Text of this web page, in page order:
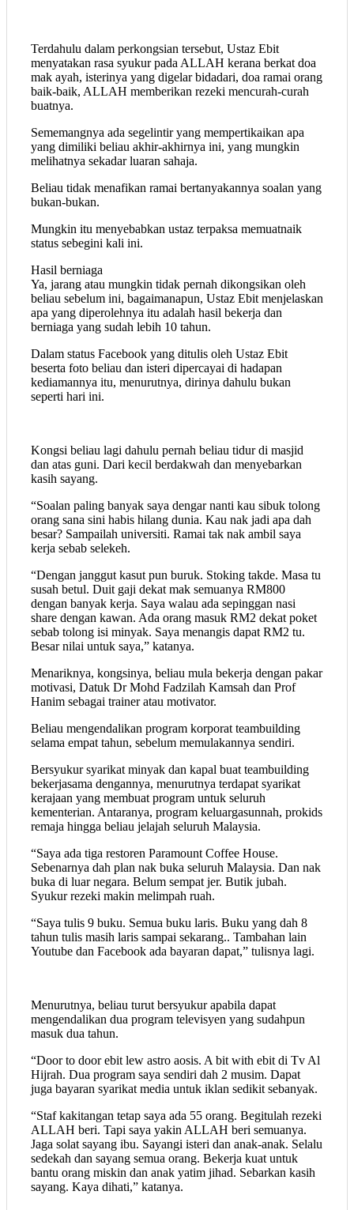
Terdahulu dalam perkongsian tersebut, Ustaz Ebit
menyatakan rasa syukur pada ALLAH kerana berkat doa
mak ayah, isterinya yang digelar bidadari, doa ramai orang
baik-baik, ALLAH memberikan rezeki mencurah-curah
buatnya.
Sememangnya ada segelintir yang mempertikaikan apa
yang dimiliki beliau akhir-akhirnya ini, yang mungkin
melihatnya sekadar luaran sahaja.
Beliau tidak menafikan ramai bertanyakannya soalan yang
bukan-bukan.
Mungkin itu menyebabkan ustaz terpaksa memuatnaik
status sebegini kali ini.
Hasil berniaga
Ya, jarang atau mungkin tidak pernah dikongsikan oleh
beliau sebelum ini, bagaimanapun, Ustaz Ebit menjelaskan
apa yang diperolehnya itu adalah hasil bekerja dan
berniaga yang sudah lebih 10 tahun.
Dalam status Facebook yang ditulis oleh Ustaz Ebit
beserta foto beliau dan isteri dipercayai di hadapan
kediamannya itu, menurutnya, dirinya dahulu bukan
seperti hari ini.
Kongsi beliau lagi dahulu pernah beliau tidur di masjid
dan atas guni. Dari kecil berdakwah dan menyebarkan
kasih sayang.
“Soalan paling banyak saya dengar nanti kau sibuk tolong
orang sana sini habis hilang dunia. Kau nak jadi apa dah
besar? Sampailah universiti. Ramai tak nak ambil saya
kerja sebab selekeh.
“Dengan janggut kasut pun buruk. Stoking takde. Masa tu
susah betul. Duit gaji dekat mak semuanya RM800
dengan banyak kerja. Saya walau ada sepinggan nasi
share dengan kawan. Ada orang masuk RM2 dekat poket
sebab tolong isi minyak. Saya menangis dapat RM2 tu.
Besar nilai untuk saya,” katanya.
Menariknya, kongsinya, beliau mula bekerja dengan pakar
motivasi, Datuk Dr Mohd Fadzilah Kamsah dan Prof
Hanim sebagai trainer atau motivator.
Beliau mengendalikan program korporat teambuilding
selama empat tahun, sebelum memulakannya sendiri.
Bersyukur syarikat minyak dan kapal buat teambuilding
bekerjasama dengannya, menurutnya terdapat syarikat
kerajaan yang membuat program untuk seluruh
kementerian. Antaranya, program keluargasunnah, prokids
remaja hingga beliau jelajah seluruh Malaysia.
“Saya ada tiga restoren Paramount Coffee House.
Sebenarnya dah plan nak buka seluruh Malaysia. Dan nak
buka di luar negara. Belum sempat jer. Butik jubah.
Syukur rezeki makin melimpah ruah.
“Saya tulis 9 buku. Semua buku laris. Buku yang dah 8
tahun tulis masih laris sampai sekarang.. Tambahan lain
Youtube dan Facebook ada bayaran dapat,” tulisnya lagi.
Menurutnya, beliau turut bersyukur apabila dapat
mengendalikan dua program televisyen yang sudahpun
masuk dua tahun.
“Door to door ebit lew astro aosis. A bit with ebit di Tv Al
Hijrah. Dua program saya sendiri dah 2 musim. Dapat
juga bayaran syarikat media untuk iklan sedikit sebanyak.
“Staf kakitangan tetap saya ada 55 orang. Begitulah rezeki
ALLAH beri. Tapi saya yakin ALLAH beri semuanya.
Jaga solat sayang ibu. Sayangi isteri dan anak-anak. Selalu
sedekah dan sayang semua orang. Bekerja kuat untuk
bantu orang miskin dan anak yatim jihad. Sebarkan kasih
sayang. Kaya dihati,” katanya.